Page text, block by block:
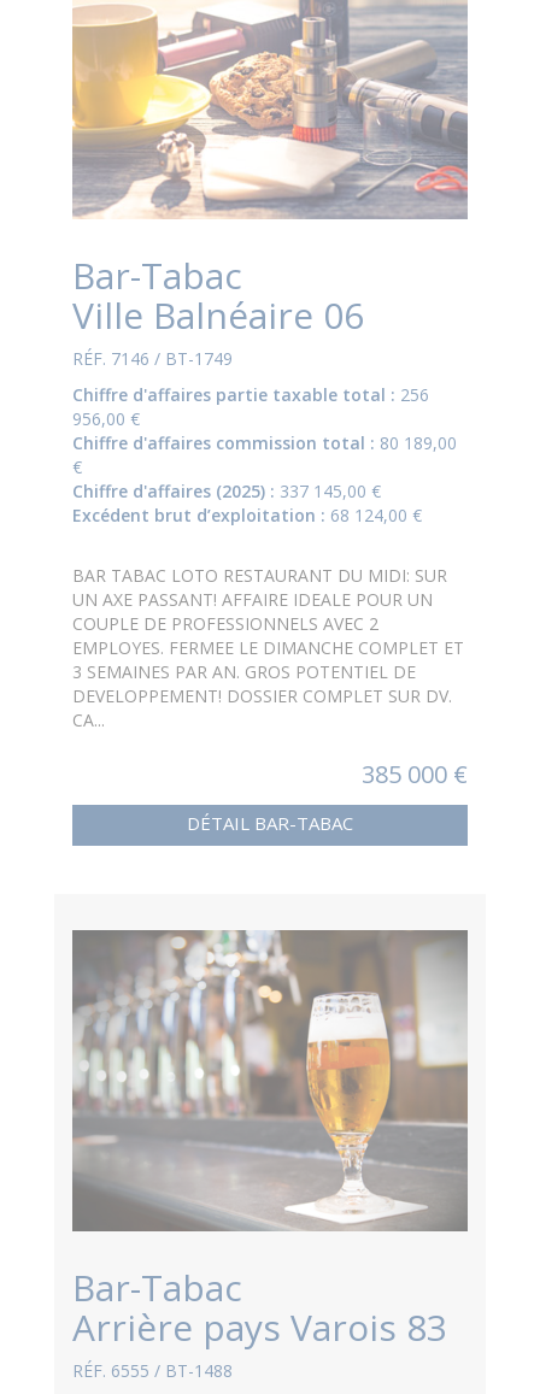
Bar-Tabac
Ville Balnéaire 06
RÉF. 7146 / BT-1749
Chiffre d'affaires partie taxable total : 256
956,00 €
Chiffre d'affaires commission total : 80 189,00
€
Chiffre d'affaires (2025) : 337 145,00 €
Excédent brut d’exploitation : 68 124,00 €
BAR TABAC LOTO RESTAURANT DU MIDI: SUR
UN AXE PASSANT! AFFAIRE IDEALE POUR UN
COUPLE DE PROFESSIONNELS AVEC 2
EMPLOYES. FERMEE LE DIMANCHE COMPLET ET
3 SEMAINES PAR AN. GROS POTENTIEL DE
DEVELOPPEMENT! DOSSIER COMPLET SUR DV.
CA...
385 000 €
DÉTAIL BAR-TABAC
Bar-Tabac
Arrière pays Varois 83
RÉF. 6555 / BT-1488